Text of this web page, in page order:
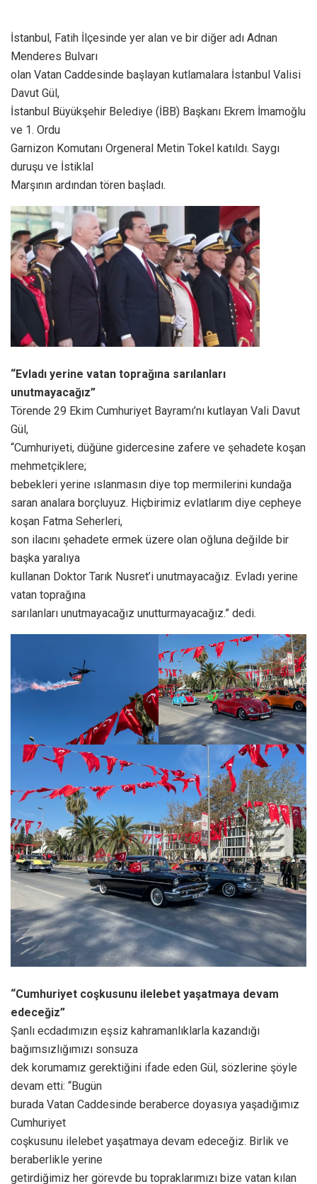
İstanbul, Fatih İlçesinde yer alan ve bir diğer adı Adnan
Menderes Bulvarı
olan Vatan Caddesinde başlayan kutlamalara İstanbul Valisi
Davut Gül,
İstanbul Büyükşehir Belediye (İBB) Başkanı Ekrem İmamoğlu
ve 1. Ordu
Garnizon Komutanı Orgeneral Metin Tokel katıldı. Saygı
duruşu ve İstiklal
Marşının ardından tören başladı.
“Evladı yerine vatan toprağına sarılanları
unutmayacağız”
Törende 29 Ekim Cumhuriyet Bayramı’nı kutlayan Vali Davut
Gül,
“Cumhuriyeti, düğüne gidercesine zafere ve şehadete koşan
mehmetçiklere;
bebekleri yerine ıslanmasın diye top mermilerini kundağa
saran analara borçluyuz. Hiçbirimiz evlatlarım diye cepheye
koşan Fatma Seherleri,
son ilacını şehadete ermek üzere olan oğluna değilde bir
başka yaralıya
kullanan Doktor Tarık Nusret’i unutmayacağız. Evladı yerine
vatan toprağına
sarılanları unutmayacağız unutturmayacağız.” dedi.
“Cumhuriyet coşkusunu ilelebet yaşatmaya devam
edeceğiz”
Şanlı ecdadımızın eşsiz kahramanlıklarla kazandığı
bağımsızlığımızı sonsuza
dek korumamız gerektiğini ifade eden Gül, sözlerine şöyle
devam etti: “Bugün
burada Vatan Caddesinde beraberce doyasıya yaşadığımız
Cumhuriyet
coşkusunu ilelebet yaşatmaya devam edeceğiz. Birlik ve
beraberlikle yerine
getirdiğimiz her görevde bu topraklarımızı bize vatan kılan